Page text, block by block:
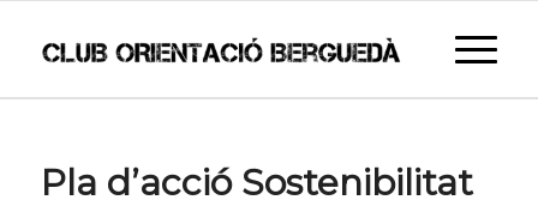
Pla d’acció Sostenibilitat